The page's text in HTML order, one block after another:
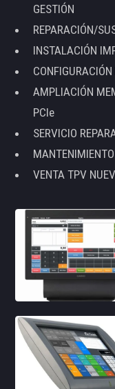
GESTIÓN
REPARACIÓN/
INSTALACIÓN
AMPLIACIÓN
PCIe
SERVICIO
VENTA TPV